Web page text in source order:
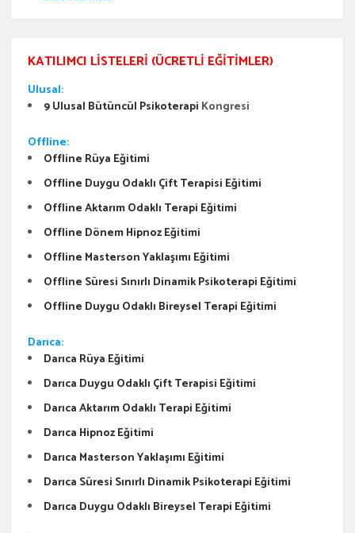
KATILIMCI LISTELERI (ÜCRETLI EĞITIMLER)
Ulusal:
9 Ulusal Bütüncül Psikoterapi Kongresi
Offline:
Offline Rüya Eğitimi
Offline Duygu Odaklı Çift Terapisi Eğitimi
Offline Aktarım Odaklı Terapi Eğitimi
Offline Dönem Hipnoz Eğitimi
Offline Masterson Yaklaşımı Eğitimi
Offline Süresi Sınırlı Dinamik Psikoterapi Eğitimi
Offline Duygu Odaklı Bireysel Terapi Eğitimi
Darıca:
Darıca Rüya Eğitimi
Darıca Duygu Odaklı Çift Terapisi Eğitimi
Darıca Aktarım Odaklı Terapi Eğitimi
Darıca Hipnoz Eğitimi
Darıca Masterson Yaklaşımı Eğitimi
Darıca Süresi Sınırlı Dinamik Psikoterapi Eğitimi
Darıca Duygu Odaklı Bireysel Terapi Eğitimi